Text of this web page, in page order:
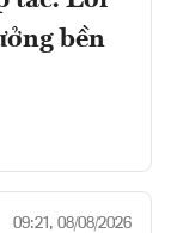
bền
09:21, 08/08/2026